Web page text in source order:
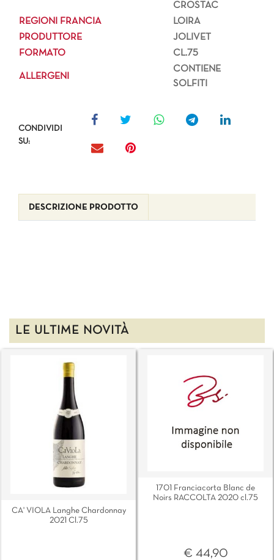
CROSTAC
REGIONI FRANCIA
LOIRA
PRODUTTORE
JOLIVET
FORMATO
CL.75
ALLERGENI
CONTIENE
SOLFITI
CONDIVIDI
SU:
DESCRIZIONE PRODOTTO
LE ULTIME NOVITÀ
CA' VIOLA Langhe Chardonnay
2021 Cl.75
1701 Franciacorta Blanc de
Noirs RACCOLTA 2020 cl.75
€ 44,90